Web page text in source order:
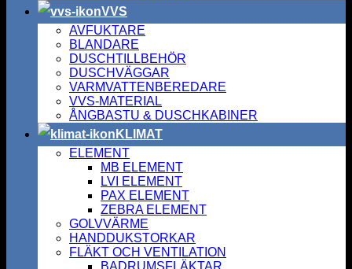
VVS
AVFUKTARE
BLANDARE
DUSCHTILLBEHÖR
DUSCHVÄGGAR
VARMVATTENBEREDARE
VVS-MATERIAL
ÅNGBASTU & DUSCHKABINER
KLIMAT
ELEMENT
MB ELEMENT
LVI ELEMENT
PAX ELEMENT
ZEBRA ELEMENT
GOLVVÄRME
HANDDUKSTORKAR
FLÄKT OCH VENTILATION
BADRUMSFLÄKTAR